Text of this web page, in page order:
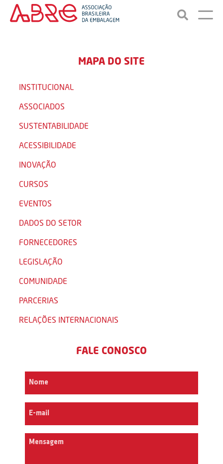
MAPA DO SITE
INSTITUCIONAL
ASSOCIADOS
SUSTENTABILIDADE
ACESSIBILIDADE
INOVAÇÃO
CURSOS
EVENTOS
DADOS DO SETOR
FORNECEDORES
LEGISLAÇÃO
COMUNIDADE
PARCERIAS
RELAÇÕES INTERNACIONAIS
FALE CONOSCO